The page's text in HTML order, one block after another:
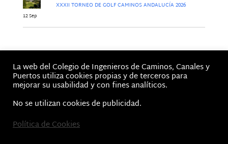
12 Sep
XXXII TORNEO DE GOLF CAMINOS ANDALUCÍA 2026
Jornadas
No hay Jornadas
La web del Colegio de Ingenieros de Caminos, Canales y
Puertos utiliza cookies propias y de terceros para
mejorar su usabilidad y con fines analíticos.
No se utilizan cookies de publicidad.
Política de Cookies